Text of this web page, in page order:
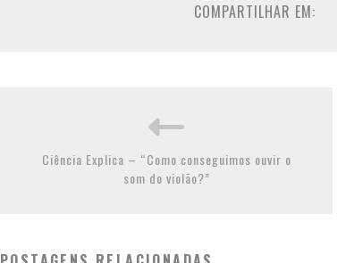
COMPARTILHAR EM:
Ciência Explica – “Como conseguimos ouvir o
som do violão?”